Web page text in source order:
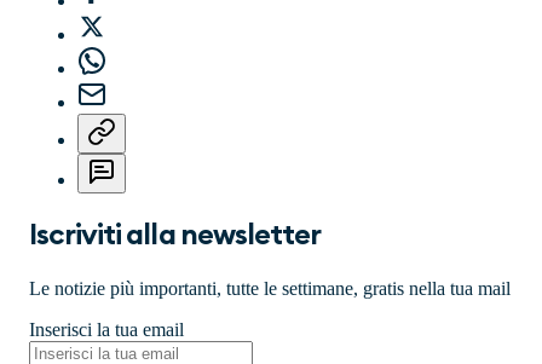
Iscriviti alla newsletter
Le notizie più importanti, tutte le settimane, gratis nella tua mail
Inserisci la tua email